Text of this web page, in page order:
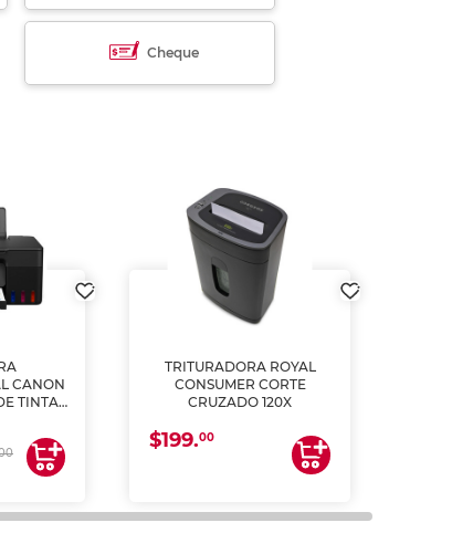
Cheque
CANON
TINTA
TRITURADORA ROYAL
CONSUMER CORTE
CRUZADO 120X
$199.00